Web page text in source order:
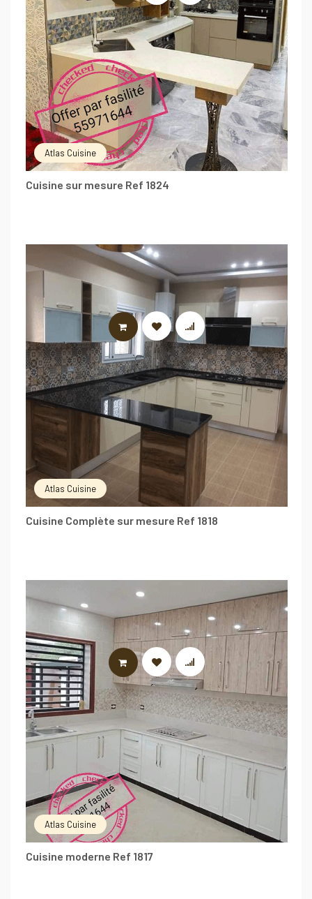
Atlas Cuisine
Cuisine sur mesure Ref 1824
Atlas Cuisine
Cuisine Complète sur mesure Ref 1818
LIRE LA SUITE
Atlas Cuisine
Cuisine moderne Ref 1817
LIRE LA SUITE